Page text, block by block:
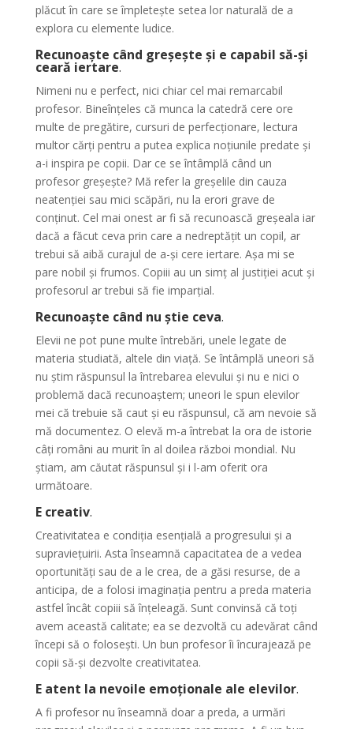
plăcut în care se împletește setea lor naturală de a
explora cu elemente ludice.
Recunoaște când greșește și e capabil să-și
ceară iertare.
Nimeni nu e perfect, nici chiar cel mai remarcabil
profesor. Bineînțeles că munca la catedră cere ore
multe de pregătire, cursuri de perfecționare, lectura
multor cărți pentru a putea explica noțiunile predate și
a-i inspira pe copii. Dar ce se întâmplă când un
profesor greșește? Mă refer la greșelile din cauza
neatenției sau mici scăpări, nu la erori grave de
conținut. Cel mai onest ar fi să recunoască greșeala iar
dacă a făcut ceva prin care a nedreptățit un copil, ar
trebui să aibă curajul de a-și cere iertare. Așa mi se
pare nobil și frumos. Copiii au un simț al justiției acut și
profesorul ar trebui să fie imparțial.
Recunoaște când nu știe ceva.
Elevii ne pot pune multe întrebări, unele legate de
materia studiată, altele din viață. Se întâmplă uneori să
nu știm răspunsul la întrebarea elevului și nu e nici o
problemă dacă recunoaștem; uneori le spun elevilor
mei că trebuie să caut și eu răspunsul, că am nevoie să
mă documentez. O elevă m-a întrebat la ora de istorie
câți români au murit în al doilea război mondial. Nu
știam, am căutat răspunsul și i l-am oferit ora
următoare.
E creativ.
Creativitatea e condiția esențială a progresului și a
supraviețuirii. Asta înseamnă capacitatea de a vedea
oportunități sau de a le crea, de a găsi resurse, de a
anticipa, de a folosi imaginația pentru a preda materia
astfel încât copiii să înțeleagă. Sunt convinsă că toți
avem această calitate; ea se dezvoltă cu adevărat când
începi să o folosești. Un bun profesor îi încurajează pe
copii să-și dezvolte creativitatea.
E atent la nevoile emoționale ale elevilor.
A fi profesor nu înseamnă doar a preda, a urmări